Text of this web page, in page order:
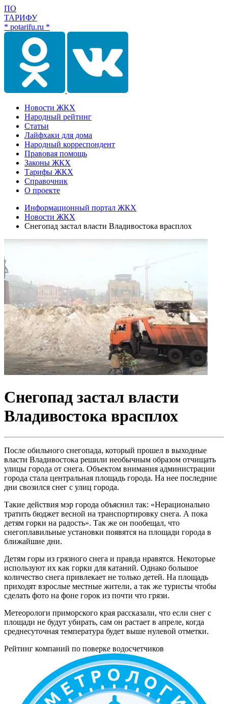
ПО
ТАРИФУ
* potarifu.ru *
Новости ЖКХ
Народный рейтинг
Статьи
Лайфхаки для дома
Народный корреспондент
Правовая помощь
Законы ЖКХ
Тарифы ЖКХ
Справочник
О проекте
Информационный портал ЖКХ
Новости ЖКХ
Снегопад застал власти Владивостока врасплох
Снегопад застал власти
Владивостока врасплох
После обильного снегопада, который прошел в выходные
власти Владивостока решили необычным образом отчищать
улицы города от снега. Объектом внимания администрации
города стала центральная площадь города. На нее последние
дни свозился снег с улиц города.
Такие действия мэр города объяснил так: «Нерационально
тратить бюджет весной на транспортировку снега. А пока
детям горки на радость». Так же он пообещал, что
снегоплавильные установки появятся на площади города в
ближайшие дни.
Детям горы из грязного снега и правда нравятся. Некоторые
используют их как горки для катаний. Однако большое
количество снега привлекает не только детей. На площадь
приходят взрослые местные жители, а так же туристы чтобы
сделать фото на фоне горок из почти что грязи.
Метеорологи приморского края рассказали, что если снег с
площади не будут убирать, сам он растает в апреле, когда
среднесуточная температура будет выше нулевой отметки.
Рейтинг компаний по поверке водосчетчиков